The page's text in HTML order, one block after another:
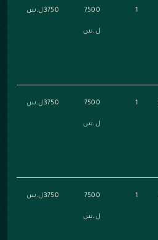
1
7500
ل.س
3750ل.س
1
7500
ل.س
3750ل.س
1
7500
ل.س
3750ل.س